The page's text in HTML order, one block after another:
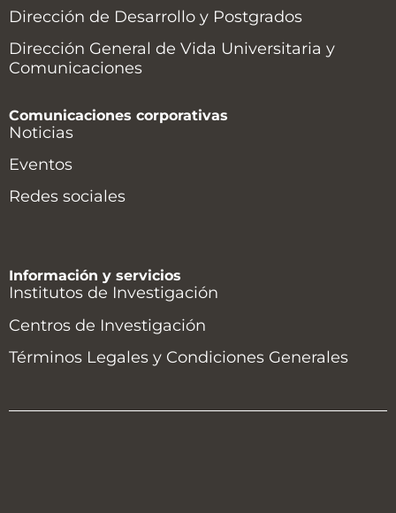
Dirección de Desarrollo y Postgrados
Dirección General de Vida Universitaria y
Comunicaciones
Comunicaciones corporativas
Noticias
Eventos
Redes sociales
Información y servicios
Institutos de Investigación
Centros de Investigación
Términos Legales y Condiciones Generales